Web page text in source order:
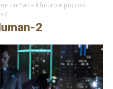
Human – Il futuro è poi così
2
2